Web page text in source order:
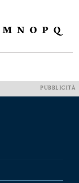
M N O P Q
PUBBLICITÀ